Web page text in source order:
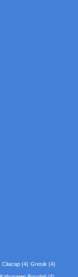
Cilacap (4) Gresik (4)